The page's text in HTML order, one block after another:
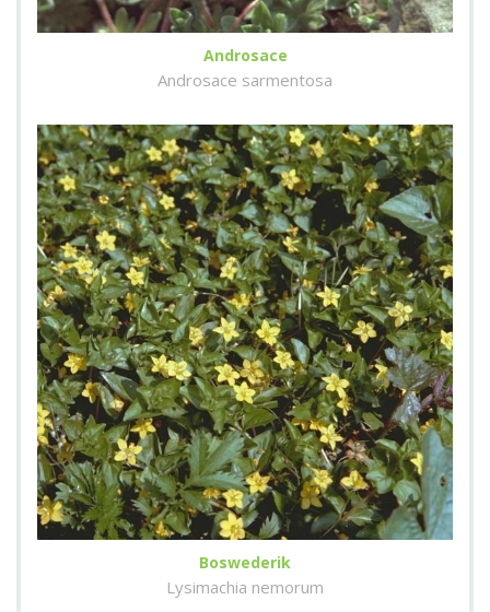
Androsace
Androsace sarmentosa
Boswederik
Lysimachia nemorum